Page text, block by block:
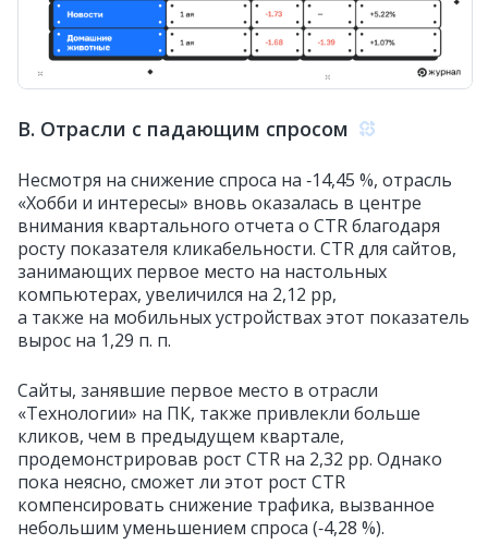
B. Отрасли с падающим спросом
Несмотря на снижение спроса на ‑14,45 %, отрасль
«Хобби и интересы» вновь оказалась в центре
внимания квартального отчета о CTR благодаря
росту показателя кликабельности. CTR для сайтов,
занимающих первое место на настольных
компьютерах, увеличился на 2,12 pp,
а также на мобильных устройствах этот показатель
вырос на 1,29 п. п.
Сайты, занявшие первое место в отрасли
«Технологии» на ПК, также привлекли больше
кликов, чем в предыдущем квартале,
продемонстрировав рост CTR на 2,32 pp. Однако
пока неясно, сможет ли этот рост CTR
компенсировать снижение трафика, вызванное
небольшим уменьшением спроса (‑4,28 %).